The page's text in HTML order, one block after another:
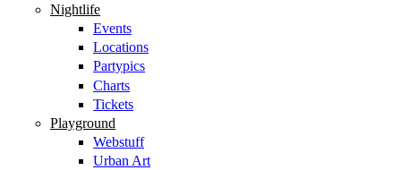
Nightlife
Events
Locations
Partypics
Charts
Tickets
Playground
Webstuff
Urban Art